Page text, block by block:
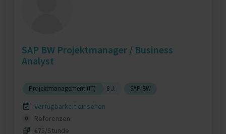
SAP BW Projektmanager / Business
Analyst
Projektmanagement (IT) 8 J. SAP BW
Verfügbarkeit einsehen
0
Referenzen
€75/Stunde